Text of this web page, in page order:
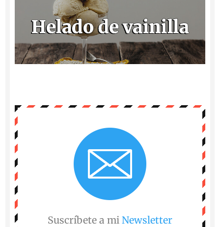
Suscríbete a mi Newsletter